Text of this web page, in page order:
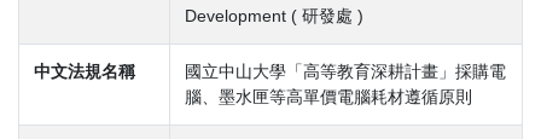
Development ( 研發處 )
中文法規名稱
國立中山大學「高等教育深耕計畫」採購電
腦、墨水匣等高單價電腦耗材遵循原則